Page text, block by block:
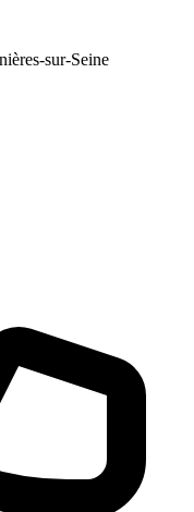
sur-Seine